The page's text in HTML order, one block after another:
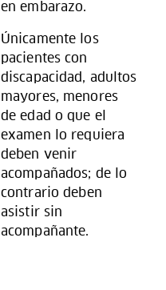
en embarazo.
Únicamente los
pacientes con
discapacidad, adultos
mayores, menores
de edad o que el
examen lo requiera
deben venir
acompañados; de lo
contrario deben
asistir sin
acompañante.